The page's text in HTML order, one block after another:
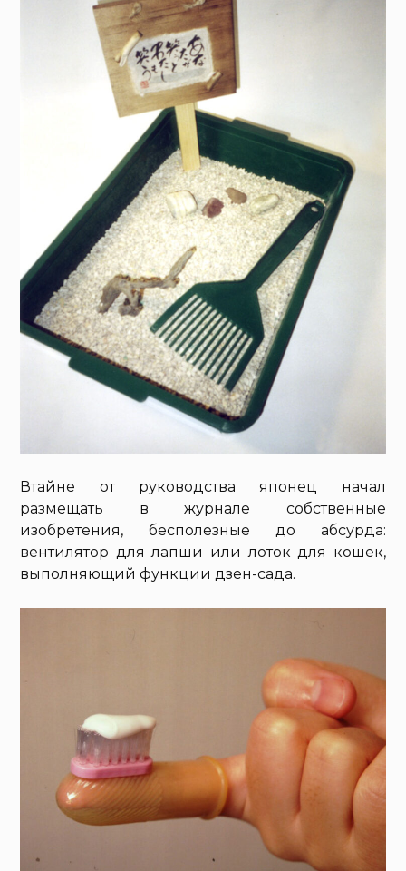
Втайне от руководства японец начал
размещать в журнале собственные
изобретения, бесполезные до абсурда:
вентилятор для лапши или лоток для кошек,
выполняющий функции дзен-сада.